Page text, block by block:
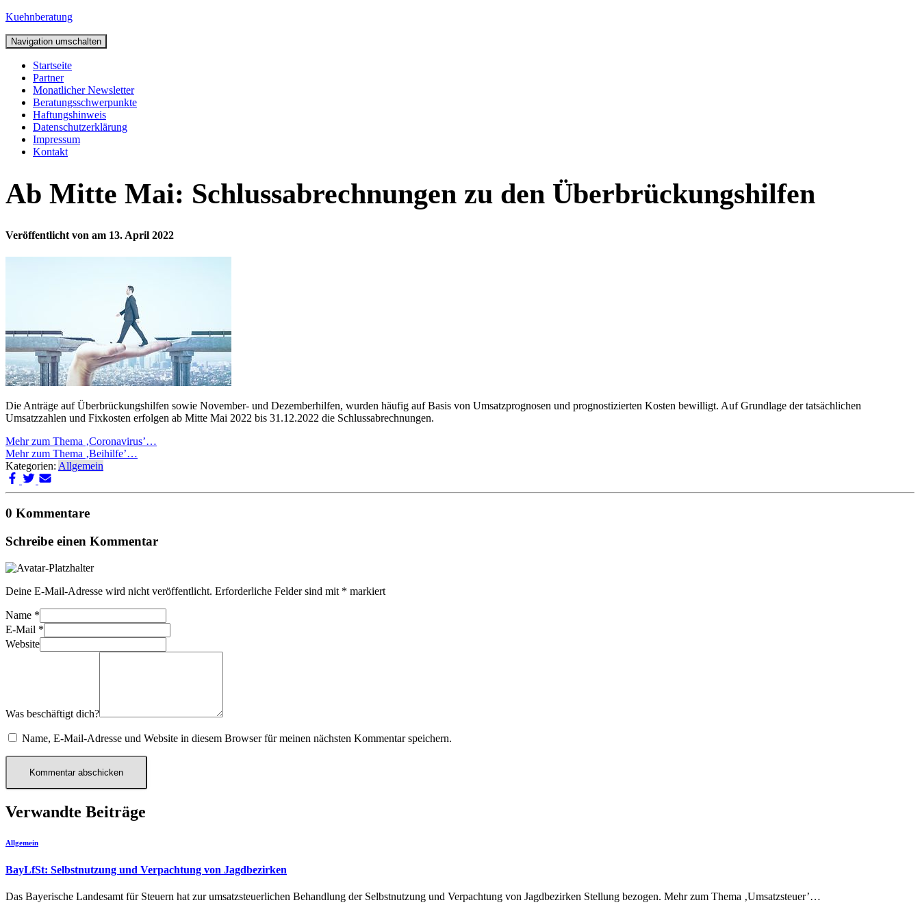
Kuehnberatung
Navigation umschalten
Startseite
Partner
Monatlicher Newsletter
Beratungsschwerpunkte
Haftungshinweis
Datenschutzerklärung
Impressum
Kontakt
Ab Mitte Mai: Schlussabrechnungen zu den Überbrückungshilfen
Veröffentlicht von am 13. April 2022
Die Anträge auf Überbrückungshilfen sowie November- und Dezemberhilfen, wurden häufig auf Basis von Umsatzprognosen und prognostizierten Kosten bewilligt. Auf Grundlage der tatsächlichen
Umsatzzahlen und Fixkosten erfolgen ab Mitte Mai 2022 bis 31.12.2022 die Schlussabrechnungen.
Mehr zum Thema ‚Coronavirus’…
Mehr zum Thema ‚Beihilfe’…
Kategorien: Allgemein
0 Kommentare
Schreibe einen Kommentar
Deine E-Mail-Adresse wird nicht veröffentlicht. Erforderliche Felder sind mit * markiert
Name *
E-Mail *
Website
Was beschäftigt dich?
Name, E-Mail-Adresse und Website in diesem Browser für meinen nächsten Kommentar speichern.
Verwandte Beiträge
Allgemein
BayLfSt: Selbstnutzung und Verpachtung von Jagdbezirken
Das Bayerische Landesamt für Steuern hat zur umsatzsteuerlichen Behandlung der Selbstnutzung und Verpachtung von Jagdbezirken Stellung bezogen. Mehr zum Thema ‚Umsatzsteuer’…